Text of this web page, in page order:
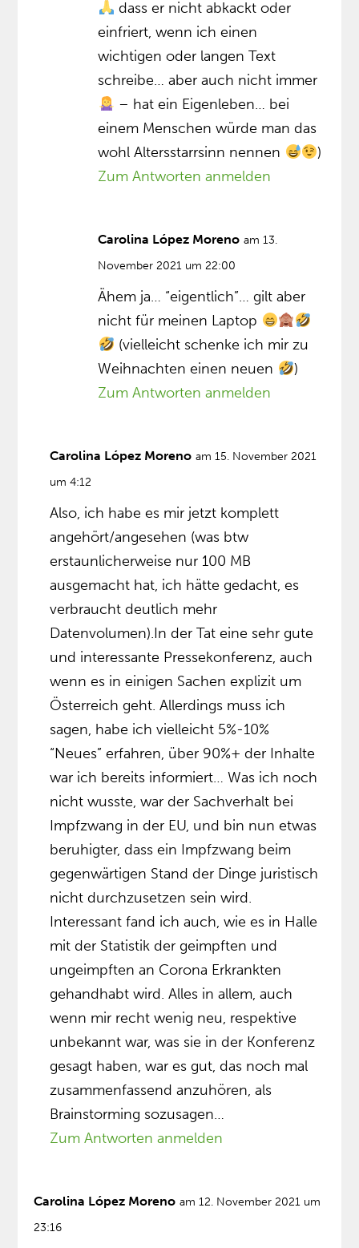
dass er nicht abkackt oder
einfriert, wenn ich einen
wichtigen oder langen Text
schreibe… aber auch nicht immer
– hat ein Eigenleben… bei
einem Menschen würde man das
wohl Altersstarrsinn nennen
)
Zum Antworten anmelden
Carolina López Moreno am 13.
November 2021 um 22:00
Ähem ja… “eigentlich”… gilt aber
nicht für meinen Laptop
(vielleicht schenke ich mir zu
Weihnachten einen neuen
)
Zum Antworten anmelden
Carolina López Moreno am 15. November 2021
um 4:12
Also, ich habe es mir jetzt komplett
angehört/angesehen (was btw
erstaunlicherweise nur 100 MB
ausgemacht hat, ich hätte gedacht, es
verbraucht deutlich mehr
Datenvolumen).In der Tat eine sehr gute
und interessante Pressekonferenz, auch
wenn es in einigen Sachen explizit um
Österreich geht. Allerdings muss ich
sagen, habe ich vielleicht 5%-10%
“Neues” erfahren, über 90%+ der Inhalte
war ich bereits informiert… Was ich noch
nicht wusste, war der Sachverhalt bei
Impfzwang in der EU, und bin nun etwas
beruhigter, dass ein Impfzwang beim
gegenwärtigen Stand der Dinge juristisch
nicht durchzusetzen sein wird.
Interessant fand ich auch, wie es in Halle
mit der Statistik der geimpften und
ungeimpften an Corona Erkrankten
gehandhabt wird. Alles in allem, auch
wenn mir recht wenig neu, respektive
unbekannt war, was sie in der Konferenz
gesagt haben, war es gut, das noch mal
zusammenfassend anzuhören, als
Brainstorming sozusagen…
Zum Antworten anmelden
Carolina López Moreno am 12. November 2021 um
23:16